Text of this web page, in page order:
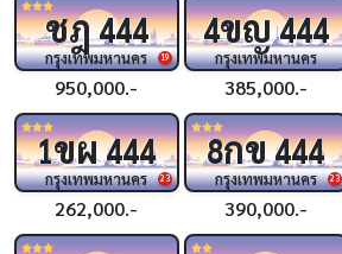
19
ชฎ444
กรุงเทพมหานคร
950,000.-
4ขญ444
กรุงเทพมหานคร
385,000.-
23
1ขผ444
กรุงเทพมหานคร
262,000.-
23
8กข444
กรุงเทพมหานคร
390,000.-